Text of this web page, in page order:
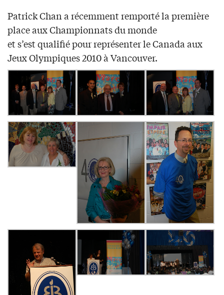
Patrick Chan a récemment remporté la première
place aux Championnats du monde
et s’est qualifié pour représenter le Canada aux
Jeux Olympiques 2010 à Vancouver.